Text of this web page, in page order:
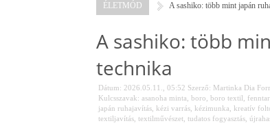
ÉLETMÓD A sashiko: több mint japán
A sashiko: több
technika
Dátum: 2026.05.11., 05:52 Szerző: Martinka Dia
Kulcsszavak: asanoha minta boro boro textil
japán ruhajavítás, kézi varrás, kézimunka kreatív
textiljavítás, textilművészet, tudatos fogyasztás,